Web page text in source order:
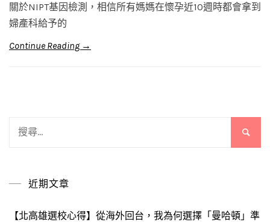
關於NIPT基因檢測，相信所有媽媽在懷孕近10週時都會拿到
婦產科給予的
Continue Reading →
近期文章
【北高雄選校心得】從海外回台，我為何選擇「曼哈頓」準